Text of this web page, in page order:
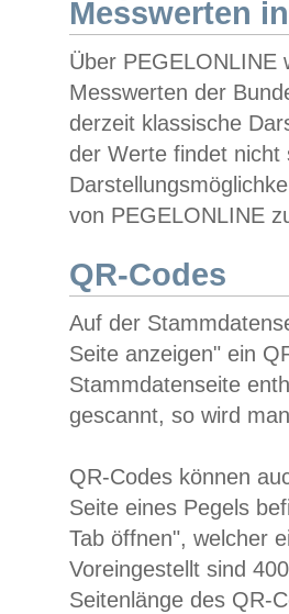
Messwerten
Über PEGELONLINE
Messwerten der
derzeit klassische
der Werte findet
von PEGELONLINE
QR-Codes
Auf der
Seite anzeigen" ein
Stammdatenseite
gescannt, so wird
QR-Codes können
Seite eines Pegels
Tab öffnen", welcher
Voreingestellt sind
Seitenlänge des QR-